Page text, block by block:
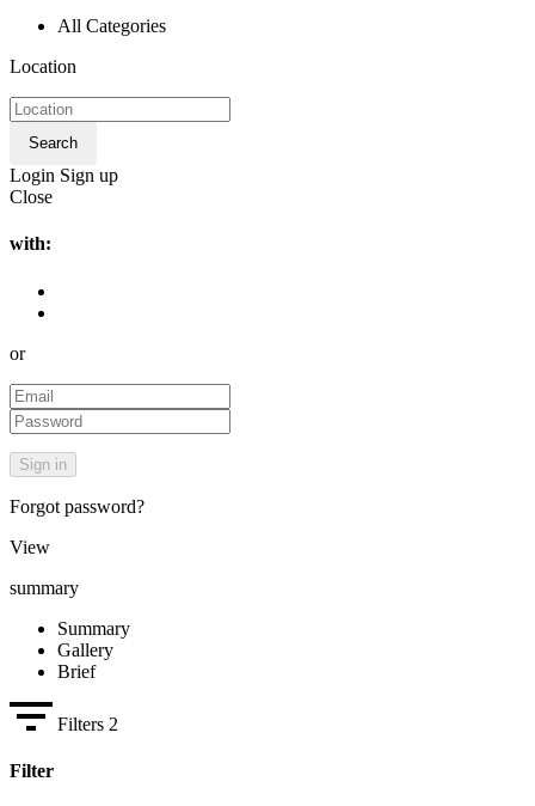
All Categories
Location
Search
Login Sign up
Close
with:
or
Forgot password?
View
summary
Summary
Gallery
Brief
Filters 2
Filter